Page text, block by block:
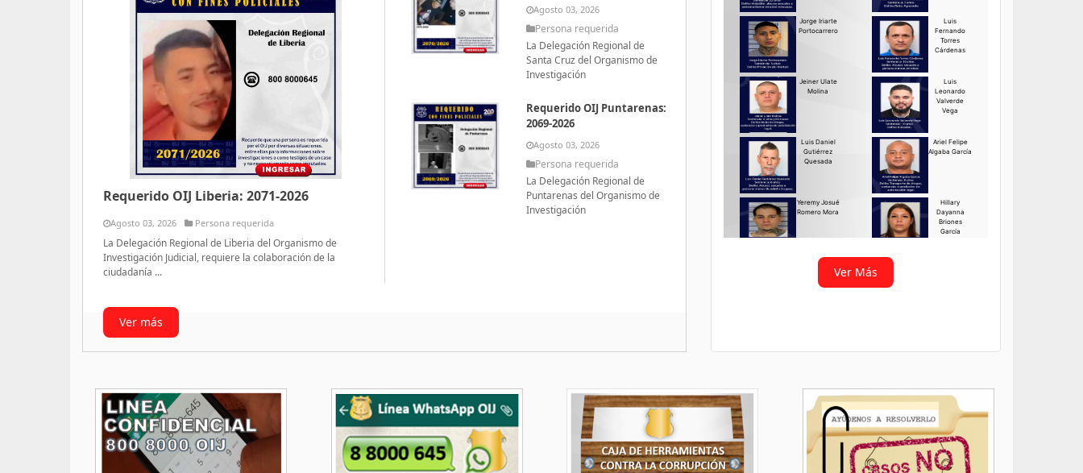
Requerido OIJ Liberia: 2071-2026
Agosto 03, 2026 Persona requerida
La Delegación Regional de Liberia del Organismo de
Investigación Judicial, requiere la colaboración de la
ciudadanía ...
Agosto 03, 2026
Persona requerida
La Delegación Regional de
Santa Cruz del Organismo de
Investigación
Requerido OIJ Puntarenas:
2069-2026
Agosto 03, 2026
Persona requerida
La Delegación Regional de
Puntarenas del Organismo de
Investigación
Ver más
Ver Más